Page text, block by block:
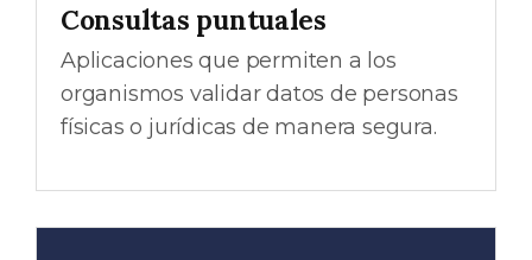
Consultas puntuales
Aplicaciones que permiten a los
organismos validar datos de personas
físicas o jurídicas de manera segura.